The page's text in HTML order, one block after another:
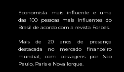
Economista mais influente e uma
das 100 pessoas mais influentes do
Brasil de acordo com a revista Forbes.
Mais de 20 anos de presença
destacada no mercado financeiro
mundial, com passagens por São
Paulo, Paris e Nova Iorque.